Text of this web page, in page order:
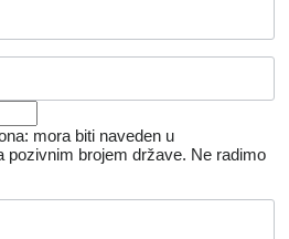
mora biti naveden u
pozivnim brojem države. Ne radimo